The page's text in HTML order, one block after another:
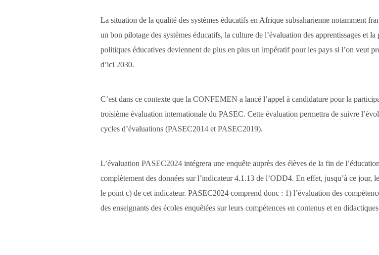
La situation de la qualité des systèmes éducatifs en Afrique subsaharienne notamment
un bon pilotage des systèmes éducatifs, la culture de l’évaluation des apprentissages et
politiques éducatives deviennent de plus en plus un impératif pour les pays si l’on veut
d’ici 2030.
C’est dans ce contexte que la CONFEMEN a lancé l’appel à candidature pour la
troisième évaluation internationale du PASEC. Cette évaluation permettra de suivre
cycles d’évaluations (PASEC2014 et PASEC2019).
L’évaluation PASEC2024 intégrera une enquête auprès des élèves de la fin de
complètement des données sur l’indicateur 4.1.13 de l’ODD4. En effet, jusqu’à ce jour,
le point c) de cet indicateur. PASEC2024 comprend donc : 1) l’évaluation des
des enseignants des écoles enquêtées sur leurs compétences en contenus et en